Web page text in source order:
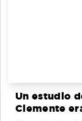
Un estudio
Clemente